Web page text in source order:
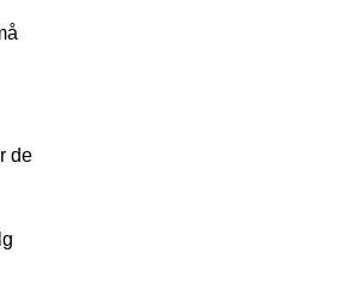
de